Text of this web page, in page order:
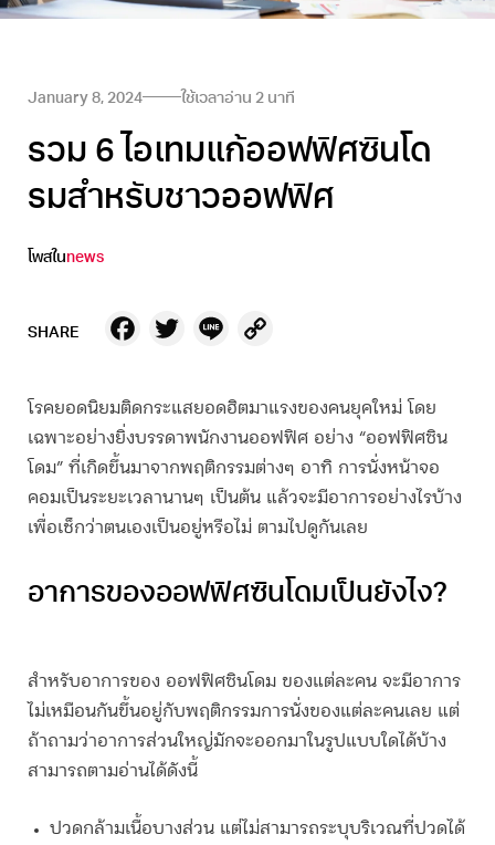
January 8, 2024 ใช้เวลาอ่าน 2 นาที
รวม 6 ไอเทมแก้ออฟฟิศซินโด
รมสำหรับชาวออฟฟิศ
โพสในnews
SHARE Facebook
Twitter
Line
โรคยอดนิยมติดกระแสยอดฮิตมาแรงของคนยุคใหม่ โดย
เฉพาะอย่างยิ่งบรรดาพนักงานออฟฟิศ อย่าง “ออฟฟิศซิน
โดม” ที่เกิดขึ้นมาจากพฤติกรรมต่างๆ อาทิ การนั่งหน้าจอ
คอมเป็นระยะเวลานานๆ เป็นต้น แล้วจะมีอาการอย่างไรบ้าง
เพื่อเช็กว่าตนเองเป็นอยู่หรือไม่ ตามไปดูกันเลย
อาการของออฟฟิศซินโดมเป็นยังไง?
สำหรับอาการของ ออฟฟิศซินโดม ของแต่ละคน จะมีอาการ
ไม่เหมือนกันขึ้นอยู่กับพฤติกรรมการนั่งของแต่ละคนเลย แต่
ถ้าถามว่าอาการส่วนใหญ่มักจะออกมาในรูปแบบใดได้บ้าง
สามารถตามอ่านได้ดังนี้
ปวดกล้ามเนื้อบางส่วน แต่ไม่สามารถระบุบริเวณที่ปวดได้